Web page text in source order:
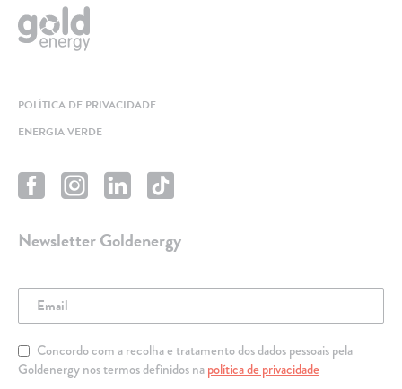
POLÍTICA DE PRIVACIDADE
ENERGIA VERDE
Newsletter Goldenergy
Concordo com a recolha e tratamento dos dados pessoais pela
Goldenergy nos termos definidos napolítica de privacidade